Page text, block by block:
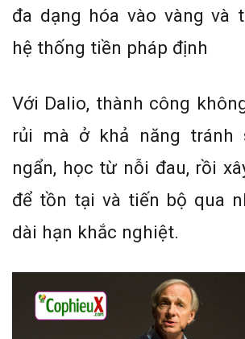
đa dạng hóa vào vàng và
hệ thống tiền pháp định
Với Dalio, thành công
rủi mà ở khả năng tránh
ngẩn, học từ nỗi đau, rồi
để tồn tại và tiến bộ qua
dài hạn khắc nghiệt.